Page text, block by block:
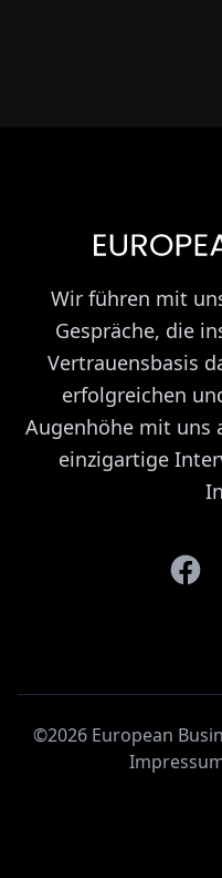
Wir führen mit
Gespräche, die
Vertrauensbasis
erfolgreichen
Augenhöhe mit uns
einzigartige
©2026 European